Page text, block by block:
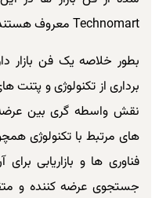
Technomart معروف هستند.
بطور خلاصه یک فن
برداری از تکنولوژی و پتنت
نقش واسطه گری بین عرضه
های مرتبط با تکنولوژی
فناوری ها و بازاریابی
جستجوی عرضه کننده و